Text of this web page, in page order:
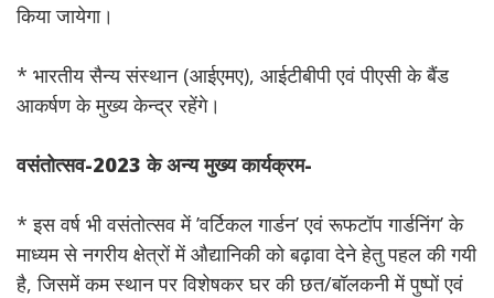
किया जायेगा।
* भारतीय सैन्य संस्थान (आईएमए), आईटीबीपी एवं पीएसी के बैंड
आकर्षण के मुख्य केन्द्र रहेंगे।
वसंतोत्सव-2023 के अन्य मुख्य कार्यक्रम-
* इस वर्ष भी वसंतोत्सव में ’वर्टिकल गार्डन’ एवं रूफटॉप गार्डनिंग’ के
माध्यम से नगरीय क्षेत्रों में औद्यानिकी को बढ़ावा देने हेतु पहल की गयी
है, जिसमें कम स्थान पर विशेषकर घर की छत/बॉलकनी में पुष्पों एवं